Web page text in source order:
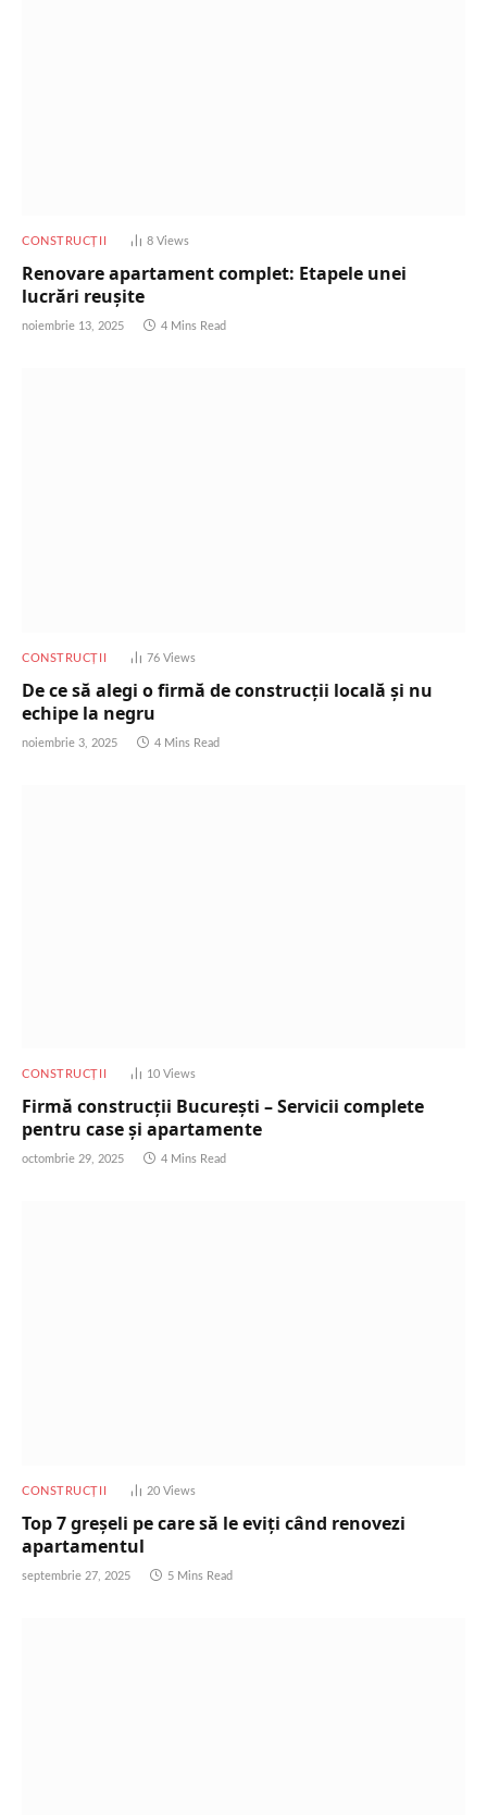
CONSTRUCȚII 8Views
Renovare apartament complet: Etapele unei
lucrări reușite
noiembrie 13, 2025 4 Mins Read
CONSTRUCȚII 76Views
De ce să alegi o firmă de construcții locală și nu
echipe la negru
noiembrie 3, 2025 4 Mins Read
CONSTRUCȚII 10Views
Firmă construcții București – Servicii complete
pentru case și apartamente
octombrie 29, 2025 4 Mins Read
CONSTRUCȚII 20Views
Top 7 greșeli pe care să le eviți când renovezi
apartamentul
septembrie 27, 2025 5 Mins Read